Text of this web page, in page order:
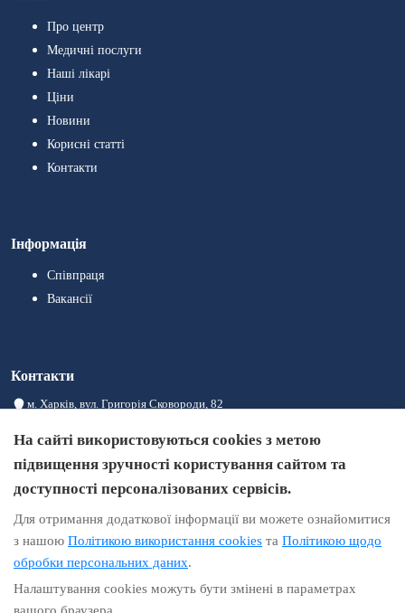
Про центр
Медичні послуги
Наші лікарі
Ціни
Новини
Корисні статті
Контакти
Інформація
Співпраця
Вакансії
Контакти
м. Харків, вул. Григорія Сковороди, 82
info@brigid.com.ua
Інформація на сайті не є публічною офертою
На сайті використовуються cookies з метою
підвищення зручності користування сайтом та
доступності персоналізованих сервісів.
Для отримання додаткової інформації ви можете ознайомитися
з нашою Політикою використання cookies та Політикою щодо
обробки персональних даних.
Налаштування cookies можуть бути змінені в параметрах